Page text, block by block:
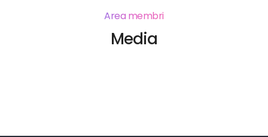
Area membri
Media